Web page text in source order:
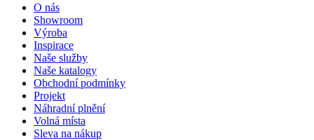
O nás
Showroom
Výroba
Inspirace
Naše služby
Naše katalogy
Obchodní podmínky
Projekt
Náhradní plnění
Volná místa
Sleva na nákup